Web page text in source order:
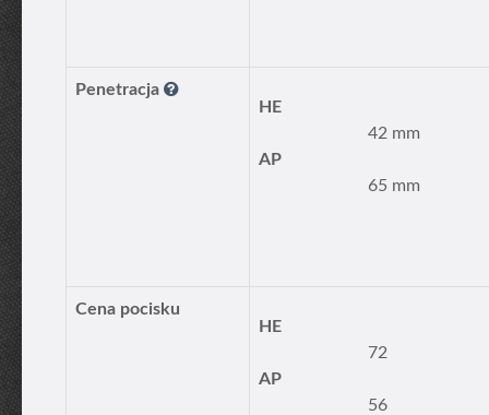
Penetracja
HE
42 mm
AP
65 mm
Cena pocisku
HE
72
AP
56